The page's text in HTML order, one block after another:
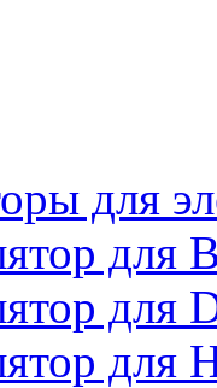
для
для
для
для